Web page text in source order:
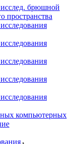
брюшной
пространства
компьютерных